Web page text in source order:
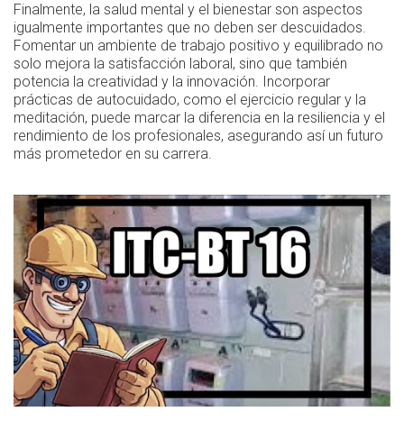
Finalmente, la salud mental y el bienestar son aspectos
igualmente importantes que no deben ser descuidados.
Fomentar un ambiente de trabajo positivo y equilibrado no
solo mejora la satisfacción laboral, sino que también
potencia la creatividad y la innovación. Incorporar
prácticas de autocuidado, como el ejercicio regular y la
meditación, puede marcar la diferencia en la resiliencia y el
rendimiento de los profesionales, asegurando así un futuro
más prometedor en su carrera.